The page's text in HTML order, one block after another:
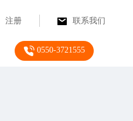
注册 联系我们
0550-3721555